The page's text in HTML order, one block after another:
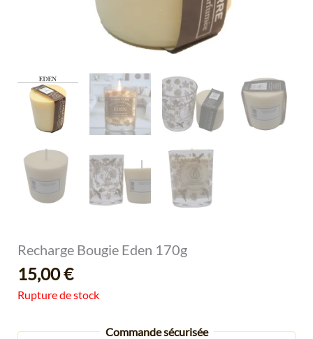
Recharge Bougie Eden 170g
15,00€
Rupture de stock
Commande sécurisée